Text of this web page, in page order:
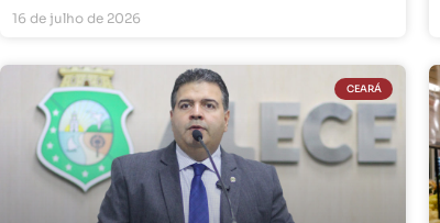
16 de julho de 2026
CEARÁ